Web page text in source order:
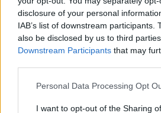
disclosure of your personal
IAB’s list of downstream participants.
also be disclosed by us to third
Downstream Participants that may
Please note that this website/app
not limited to your visit or usage
Personal Data Processing Opt
I want to opt-out of the Sharing
λειτουργίας του νέου
μεταλλείο των Σκουριών, θα
ηλεκτρικό και θα εφαρμόζει
ειδικά σχεδιασμένες για να
απομακρυσμένης εξόρυξης